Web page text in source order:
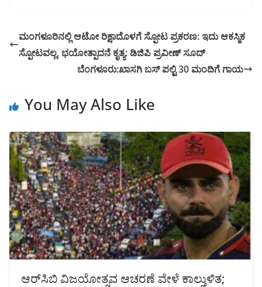
ಮಂಗಳೂರಿನಲ್ಲಿ ಆಟೋ ರಿಕ್ಷಾದೊಳಗೆ ಸ್ಪೋಟ ಪ್ರಕರಣ: ಇದು ಆಕಸ್ಮಿಕ
ಸ್ಪೋಟವಲ್ಲ, ಭಯೋತ್ಪಾದನೆ ಕೃತ್ಯ: ಡಿಜಿಪಿ ಪ್ರವೀಣ್ ಸೂದ್
ಬೆಂಗಳೂರು:ಖಾಸಗಿ ಬಸ್ ಪಲ್ಟಿ 30 ಮಂದಿಗೆ ಗಾಯ
You May Also Like
ಆರ್‌ಸಿಬಿ ವಿಜಯೋತ್ಸವ ಆಚರಣೆ ವೇಳೆ ಕಾಲ್ತುಳಿತ;